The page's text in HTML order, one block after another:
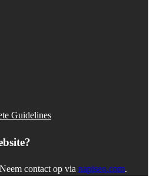
Guidelines
contact op via napiseo.com.